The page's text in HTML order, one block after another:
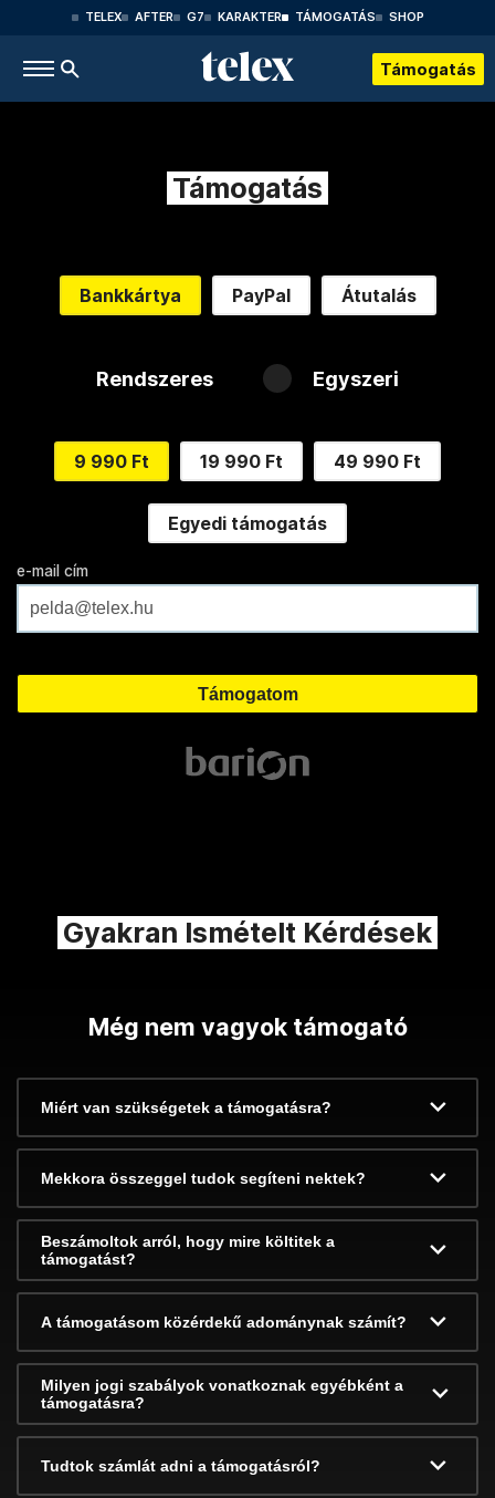
TELEX AFTER G7 KARAKTER TÁMOGATÁS SHOP
Támogatás
Támogatás
Bankkártya PayPal Átutalás
Rendszeres Egyszeri
9 990 Ft 19 990 Ft 49 990 Ft
Egyedi támogatás
e-mail cím
Gyakran Ismételt Kérdések
Még nem vagyok támogató
Miért van szükségetek a támogatásra?
Mekkora összeggel tudok segíteni nektek?
Beszámoltok arról, hogy mire költitek a
támogatást?
A támogatásom közérdekű adománynak számít?
Milyen jogi szabályok vonatkoznak egyébként a
támogatásra?
Tudtok számlát adni a támogatásról?